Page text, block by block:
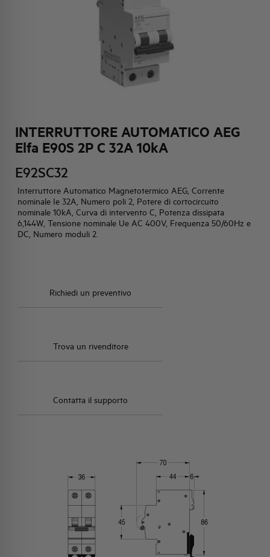
INTERRUTTORE AUTOMATICO AEG
Elfa E90S 2P C 32A 10kA
E92SC32
Interruttore Automatico Magnetotermico AEG, Corrente
nominale Ie 32A, Numero poli 2, Potere di cortocircuito
nominale 10kA, Curva di intervento C, Potenza dissipata
6,144W, Tensione nominale Ue AC 400V, Frequenza 50/60Hz e
DC, Numero moduli 2.
Richiedi un preventivo
Trova un rivenditore
Contatta il supporto
ATTIVITÀ E MERCATI